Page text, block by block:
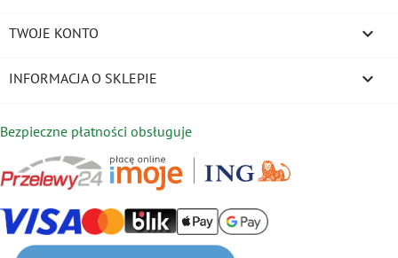
TWOJE KONTO 
INFORMACJA O SKLEPIE keyboard_arrow_down
Bezpieczne płatności obsługuje